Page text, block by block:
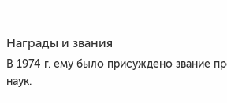
Награды и звания
В 1974 г. ему было присуждено звание
наук.